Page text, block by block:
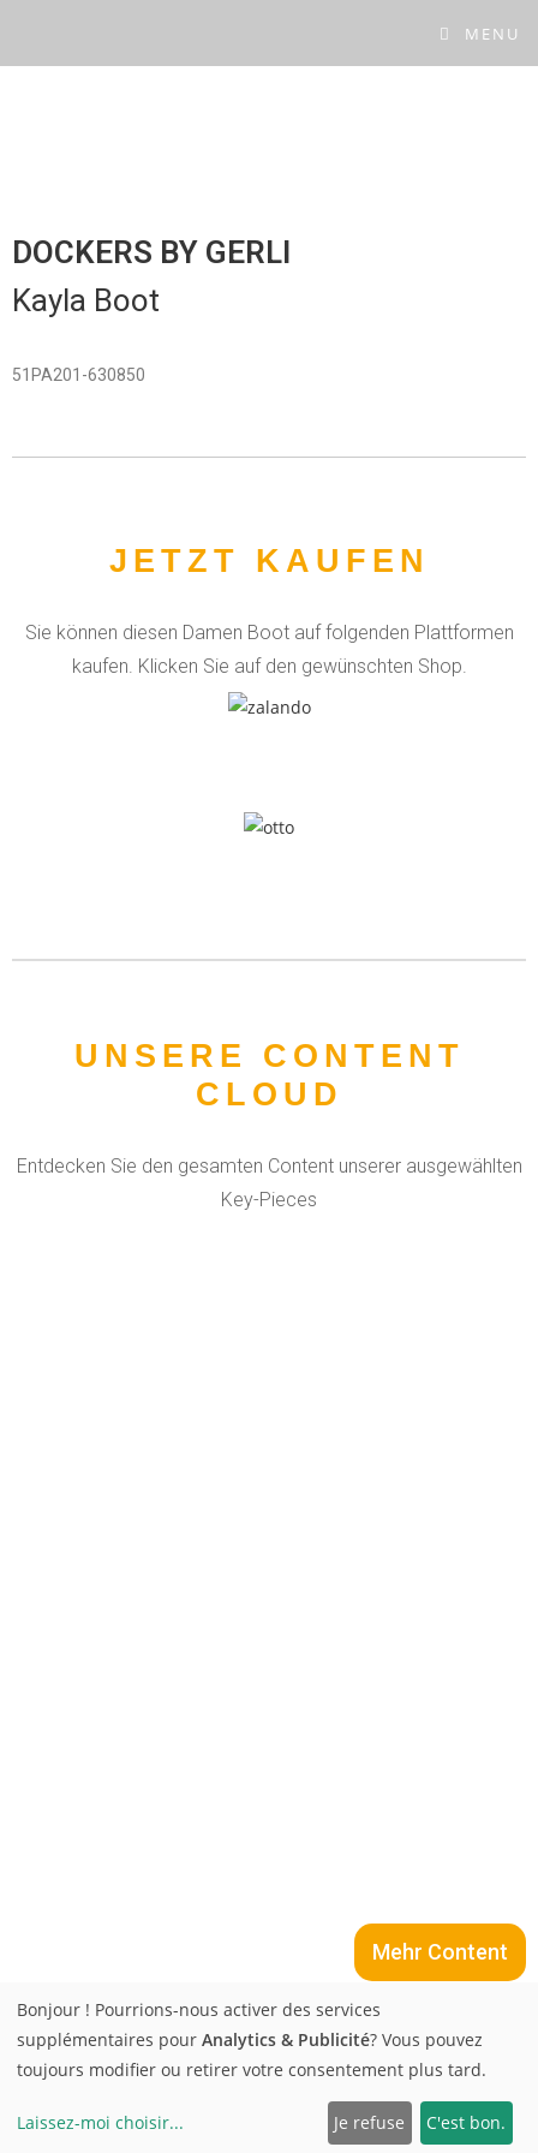
MENU
DOCKERS BY GERLI
Kayla Boot
51PA201-630850
JETZT KAUFEN
Sie können diesen Damen Boot auf folgenden Plattformen
kaufen. Klicken Sie auf den gewünschten Shop.
UNSERE CONTENT
CLOUD
Entdecken Sie den gesamten Content unserer ausgewählten
Key-Pieces
Mehr Content
Protection des données
Conditions générales
Page d’Acueil
FR ES
Bonjour ! Pourrions-nous activer des services
supplémentaires pour Analytics & Publicité? Vous pouvez
toujours modifier ou retirer votre consentement plus tard.
Laissez-moi choisir... Je refuse C'est bon.